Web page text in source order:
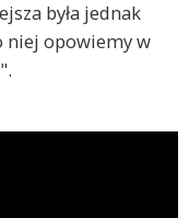
była jednak
niej opowiemy w